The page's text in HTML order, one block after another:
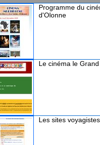
Programme du
d'Olonne
Le cinéma le
Les sites voyagistes